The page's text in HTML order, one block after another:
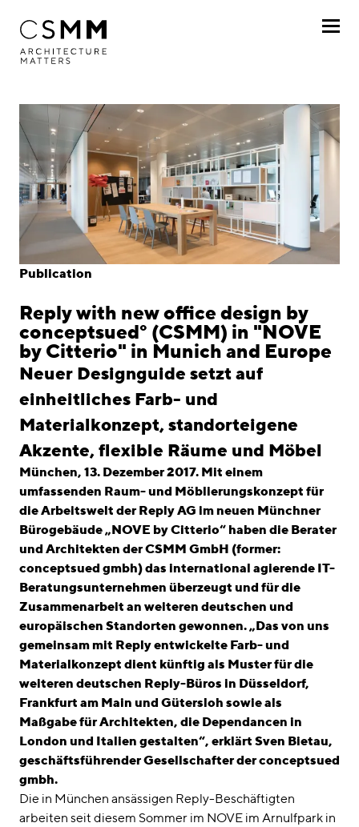
Profile
Services
Projects
Journal
Awards
Locations
linkedininstagram
Deutsch
English
Imprint
Data Privacy
Publication
Reply with new office design by
conceptsued° (CSMM) in "NOVE
by Citterio" in Munich and Europe
Neuer Designguide setzt auf
einheitliches Farb- und
Materialkonzept, standorteigene
Akzente, flexible Räume und Möbel
München, 13. Dezember 2017. Mit einem
umfassenden Raum- und Möblierungskonzept für
die Arbeitswelt der Reply AG im neuen Münchner
Bürogebäude „NOVE by Citterio“ haben die Berater
und Architekten der CSMM GmbH (former:
conceptsued gmbh) das international agierende IT-
Beratungsunternehmen überzeugt und für die
Zusammenarbeit an weiteren deutschen und
europäischen Standorten gewonnen. „Das von uns
gemeinsam mit Reply entwickelte Farb- und
Materialkonzept dient künftig als Muster für die
weiteren deutschen Reply-Büros in Düsseldorf,
Frankfurt am Main und Gütersloh sowie als
Maßgabe für Architekten, die Dependancen in
London und Italien gestalten“, erklärt Sven Bietau,
geschäftsführender Gesellschafter der conceptsued
gmbh.
Die in München ansässigen Reply-Beschäftigten
arbeiten seit diesem Sommer im NOVE im Arnulfpark in